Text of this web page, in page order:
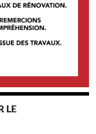
LE